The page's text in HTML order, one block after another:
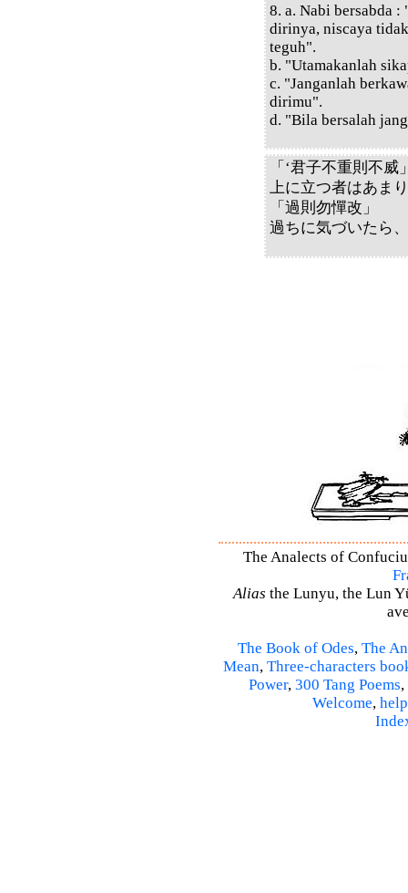
8. a. Nabi bersabda
dirinya, niscaya
teguh".
b. "Utamakanlah
c. "Janganlah
dirimu".
d. "Bila bersalah
「‘君子不重則不威
上に立つ者はあま
「過則勿憚改」
過ちに気づいたら
The Analects of
Alias the Lunyu, the Lun
The Book of Odes, The
Mean, Three-characters
Power, 300 Tang Poems,
Welcome, help